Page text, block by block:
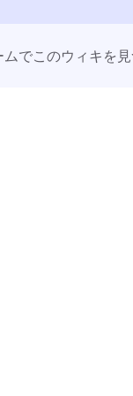
でこのウィキを見